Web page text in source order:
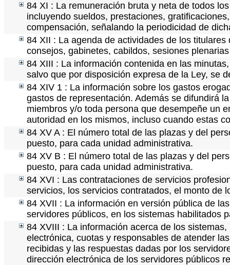
84 XI : La remuneración bruta y neta de todos
incluyendo sueldos, prestaciones,
compensación, señalando la periodicidad de
84 XII : La agenda de actividades de los
consejos, gabinetes, cabildos, sesiones
84 XIII : La información contenida en las
salvo que por disposición expresa de la Ley, se
84 XIV 1 : La información sobre los gastos
gastos de representación. Además se difundirá
miembros y/o toda persona que desempeñe un
autoridad en los mismos, incluso cuando estas
84 XV A : El número total de las plazas y del
puesto, para cada unidad administrativa.
84 XV B : El número total de las plazas y del
puesto, para cada unidad administrativa.
84 XVI : Las contrataciones de servicios
servicios, los servicios contratados, el monto de
84 XVII : La información en versión pública de
servidores públicos, en los sistemas habilitados
84 XVIII : La información acerca de los
electrónica, cuotas y responsables de atender
recibidas y las respuestas dadas por los
dirección electrónica de los servidores públicos